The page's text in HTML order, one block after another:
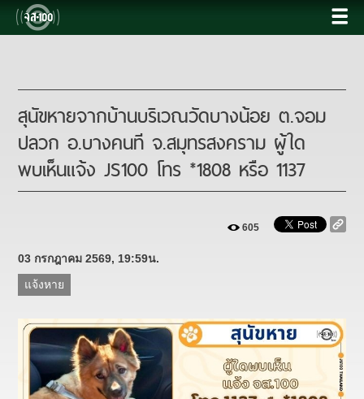
สุนัขหายจากบ้านบริเวณวัดบางน้อย ต.จอม
ปลวก อ.บางคนที จ.สมุทรสงคราม ผู้ใด
พบเห็นแจ้ง JS100 โทร *1808 หรือ 1137
605
03 กรกฎาคม 2569, 19:59น.
แจ้งหาย